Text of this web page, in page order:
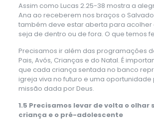
Assim como Lucas 2.25-38 mostra a
Ana ao receberem nos braços o
também deve estar aberta para acolher
seja de dentro ou de fora. O que temos
Precisamos ir além das programações
Pais, Avós, Crianças e do Natal. É
que cada criança sentada no banco
igreja viva no futuro e uma
missão dada por Deus.
1.5 Precisamos levar de volta o olhar
criança e o pré-adolescente